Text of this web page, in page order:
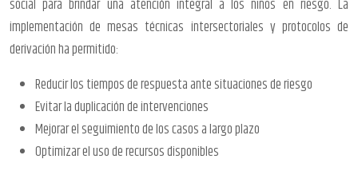
social para brindar una atención integral a los niños en riesgo. La
implementación de mesas técnicas intersectoriales y protocolos de
derivación ha permitido:
Reducir los tiempos de respuesta ante situaciones de riesgo
Evitar la duplicación de intervenciones
Mejorar el seguimiento de los casos a largo plazo
Optimizar el uso de recursos disponibles